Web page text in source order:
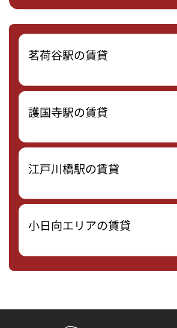
茗荷谷駅の賃貸
護国寺駅の賃貸
江戸川橋駅の賃貸
小日向エリアの賃貸